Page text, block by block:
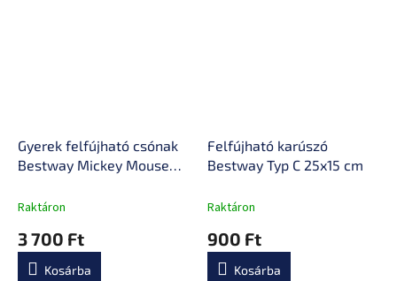
Gyerek felfújható csónak
Bestway Mickey Mouse
Raktáron
3 700 Ft
Kosárba
Felfújható karúszó
Bestway Typ C 25x15 cm
Raktáron
900 Ft
Kosárba